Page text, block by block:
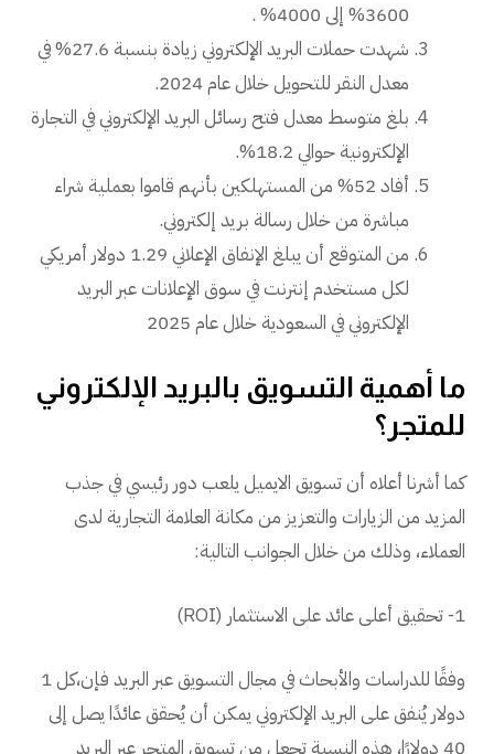
3600% إلى 4000% .
شهدت حملات البريد الإلكتروني زيادة بنسبة 27.6% في
معدل النقر للتحويل خلال عام 2024.
بلغ متوسط معدل فتح رسائل البريد الإلكتروني في التجارة
الإلكترونية حوالي 18.2%.
أفاد 52% من المستهلكين بأنهم قاموا بعملية شراء
مباشرة من خلال رسالة بريد إلكتروني.
من المتوقع أن يبلغ الإنفاق الإعلاني 1.29 دولار أمريكي
لكل مستخدم إنترنت في سوق الإعلانات عبر البريد
الإلكتروني في السعودية خلال عام 2025
ما أهمية التسويق بالبريد الإلكتروني
للمتجر؟
كما أشرنا أعلاه أن تسويق الايميل يلعب دور رئيسي في جذب
المزيد من الزيارات والتعزيز من مكانة العلامة التجارية لدى
العملاء، وذلك من خلال الجوانب التالية:
1- تحقيق أعلى عائد على الاستثمار (ROI)
وفقًا للدراسات والأبحاث في مجال التسويق عبر البريد فإن،كل 1
دولار يُنفق على البريد الإلكتروني يمكن أن يُحقق عائدًا يصل إلى
40 دولارًا، هذه النسبة تجعل من تسويق المتجر عبر البريد